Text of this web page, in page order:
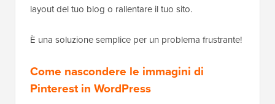
layout del tuo blog o rallentare il tuo sito.
È una soluzione semplice per un problema frustrante!
Come nascondere le immagini di
Pinterest in WordPress